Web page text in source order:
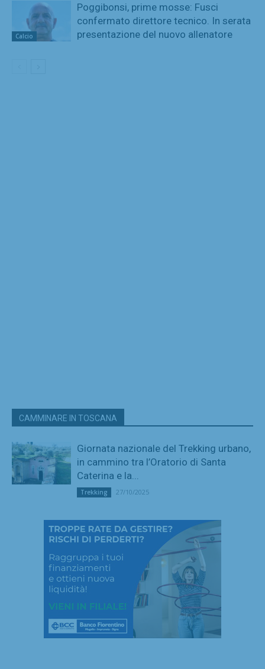
Calcio
Poggibonsi, prime mosse: Fusci
confermato direttore tecnico. In serata
presentazione del nuovo allenatore
CAMMINARE IN TOSCANA
Giornata nazionale del Trekking urbano,
in cammino tra l’Oratorio di Santa
Caterina e la...
Trekking 27/10/2025